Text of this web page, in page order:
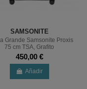
SAMSONITE
Grande Samsonite Proxis
75 cm TSA, Grafito
450,00 €
Añadir